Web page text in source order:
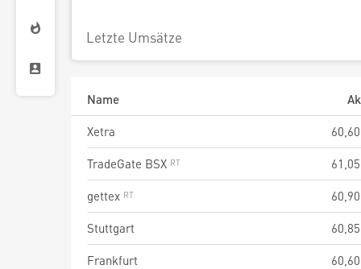
Letzte Umsätze
Name
Xetra
60,60
TradeGate BSX
61,05
gettex
60,90
Stuttgart
60,85
Frankfurt
60,60